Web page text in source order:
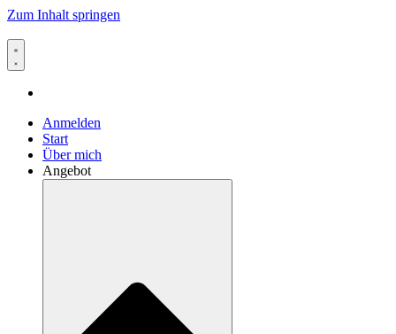
Zum Inhalt springen
Anmelden
Start
Über mich
Angebot